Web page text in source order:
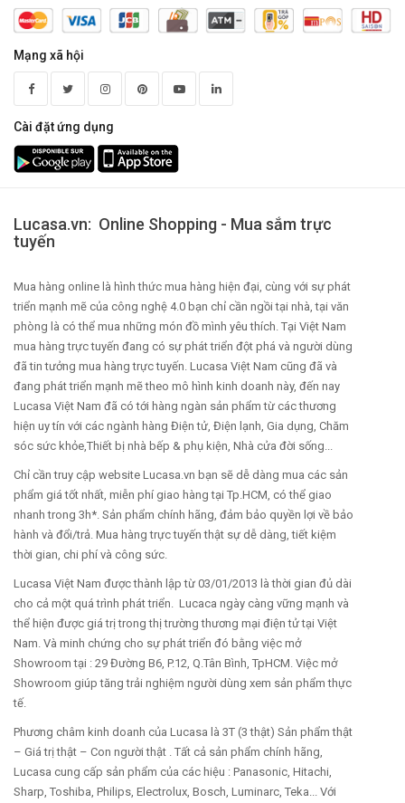
Mạng xã hội
Cài đặt ứng dụng
Lucasa.vn: Online Shopping - Mua sắm trực
tuyến
Mua hàng online là hình thức mua hàng hiện đại, cùng với sự phát
triển mạnh mẽ của công nghệ 4.0 bạn chỉ cần ngồi tại nhà, tại văn
phòng là có thể mua những món đồ mình yêu thích. Tại Việt Nam
mua hàng trực tuyến đang có sự phát triển đột phá và người dùng
đã tin tưởng mua hàng trực tuyến. Lucasa Việt Nam cũng đã và
đang phát triển mạnh mẽ theo mô hình kinh doanh này, đến nay
Lucasa Việt Nam đã có tới hàng ngàn sản phẩm từ các thương
hiện uy tín với các ngành hàng Điện tử, Điện lạnh, Gia dụng, Chăm
sóc sức khỏe,Thiết bị nhà bếp & phụ kiện, Nhà cửa đời sống...
Chỉ cần truy cập website Lucasa.vn bạn sẽ dễ dàng mua các sản
phẩm giá tốt nhất, miễn phí giao hàng tại Tp.HCM, có thể giao
nhanh trong 3h*. Sản phẩm chính hãng, đảm bảo quyền lợi về bảo
hành và đổi/trả. Mua hàng trực tuyến thật sự dễ dàng, tiết kiệm
thời gian, chi phí và công sức.
Lucasa Việt Nam được thành lập từ 03/01/2013 là thời gian đủ dài
cho cả một quá trình phát triển. Lucaca ngày càng vững mạnh và
thể hiện được giá trị trong thị trường thương mại điện tử tại Việt
Nam. Và minh chứng cho sự phát triển đó bằng việc mở
Showroom tại : 29 Đường B6, P.12, Q.Tân Bình, TpHCM. Việc mở
Showroom giúp tăng trải nghiệm người dùng xem sản phẩm thực
tế.
Phương châm kinh doanh của Lucasa là 3T (3 thật) Sản phẩm thật
– Giá trị thật – Con người thật . Tất cả sản phẩm chính hãng,
Lucasa cung cấp sản phẩm của các hiệu : Panasonic, Hitachi,
Sharp, Toshiba, Philips, Electrolux, Bosch, Luminarc, Teka... Với